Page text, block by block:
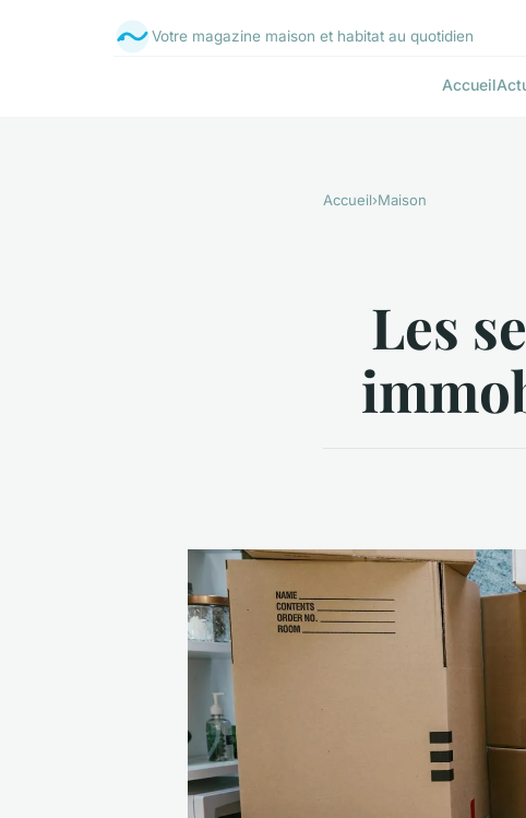
Votre magazine maison et habitat au quotidien
Accueil
Accueil›Maison
Les